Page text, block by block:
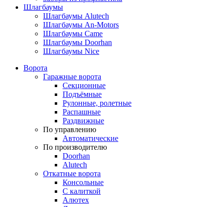
Шлагбаумы
Шлагбаумы Alutech
Шлагбаумы An-Motors
Шлагбаумы Came
Шлагбаумы Doorhan
Шлагбаумы Nice
Ворота
Гаражные ворота
Секционные
Подъёмные
Рулонные, ролетные
Распашные
Раздвижные
По управлению
Автоматические
По производителю
Doorhan
Alutech
Откатные ворота
Консольные
С калиткой
Алютех